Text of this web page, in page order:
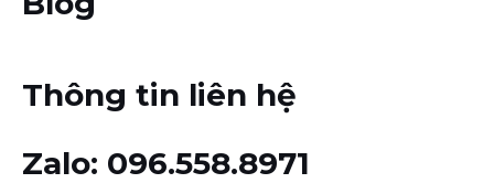
Thông tin liên hệ
Zalo: 096.558.8971